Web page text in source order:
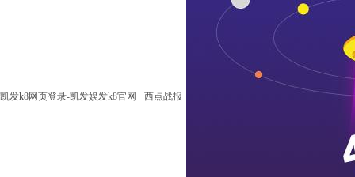
凯发k8网页登录-凯发娱发k8官网 西点战报